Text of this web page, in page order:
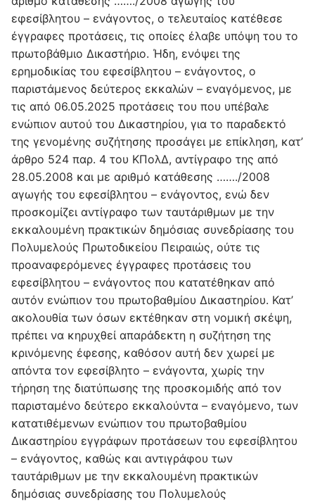
εφεσίβλητου – ενάγοντος, ο τελευταίος κατέθεσε
έγγραφες προτάσεις, τις οποίες έλαβε υπόψη του το
πρωτοβάθμιο Δικαστήριο. Ήδη, ενόψει της
ερημοδικίας του εφεσίβλητου – ενάγοντος, ο
παριστάμενος δεύτερος εκκαλών – εναγόμενος, με
τις από 06.05.2025 προτάσεις του που υπέβαλε
ενώπιον αυτού του Δικαστηρίου, για το παραδεκτό
της γενομένης συζήτησης προσάγει με επίκληση, κατ’
άρθρο 524 παρ. 4 του ΚΠολΔ, αντίγραφο της από
28.05.2008 και με αριθμό κατάθεσης ……./2008
αγωγής του εφεσίβλητου – ενάγοντος, ενώ δεν
προσκομίζει αντίγραφο των ταυτάριθμων με την
εκκαλουμένη πρακτικών δημόσιας συνεδρίασης του
Πολυμελούς Πρωτοδικείου Πειραιώς, ούτε τις
προαναφερόμενες έγγραφες προτάσεις του
εφεσίβλητου – ενάγοντος που κατατέθηκαν από
αυτόν ενώπιον του πρωτοβαθμίου Δικαστηρίου. Κατ’
ακολουθία των όσων εκτέθηκαν στη νομική σκέψη,
πρέπει να κηρυχθεί απαράδεκτη η συζήτηση της
κρινόμενης έφεσης, καθόσον αυτή δεν χωρεί με
απόντα τον εφεσίβλητο – ενάγοντα, χωρίς την
τήρηση της διατύπωσης της προσκομιδής από τον
παρισταμένο δεύτερο εκκαλούντα – εναγόμενο, των
κατατιθέμενων ενώπιον του πρωτοβαθμίου
Δικαστηρίου εγγράφων προτάσεων του εφεσίβλητου
– ενάγοντος, καθώς και αντιγράφου των
ταυτάριθμων με την εκκαλουμένη πρακτικών
δημόσιας συνεδρίασης του Πολυμελούς